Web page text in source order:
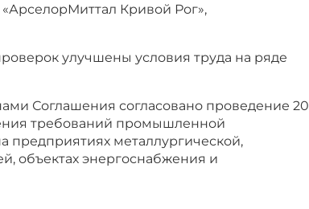
Кривой Рог»,
улучшены условия труда на ряде
Соглашения согласовано проведение 20
требований промышленной
предприятиях металлургической,
объектах энергоснабжения и